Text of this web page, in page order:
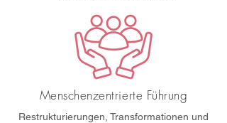
Menschenzentrierte Führung
Restrukturierungen, Transformationen und